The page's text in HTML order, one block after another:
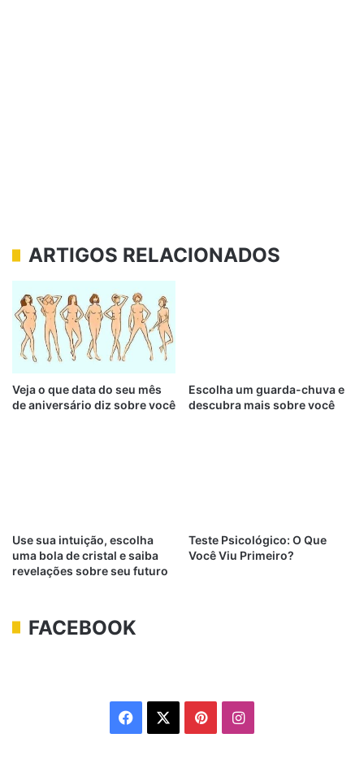
ARTIGOS RELACIONADOS
Veja o que data do seu mês
de aniversário diz sobre você
Escolha um guarda-chuva e
descubra mais sobre você
Use sua intuição, escolha
uma bola de cristal e saiba
revelações sobre seu futuro
Teste Psicológico: O Que
Você Viu Primeiro?
FACEBOOK
Facebook PinterestInstagram